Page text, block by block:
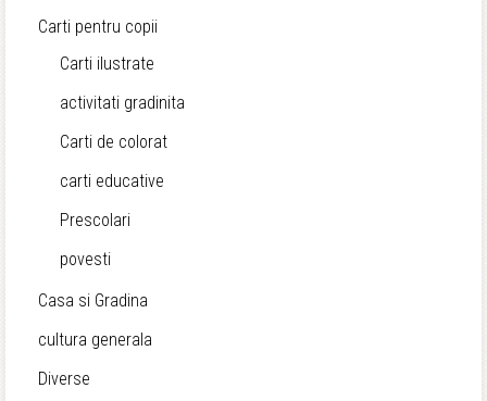
Carti pentru copii
Carti ilustrate
activitati gradinita
Carti de colorat
carti educative
Prescolari
povesti
Casa si Gradina
cultura generala
Diverse